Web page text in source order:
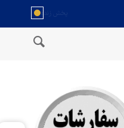
عربستان را با موشک بالستیک